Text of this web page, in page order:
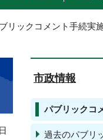
リックコメント手続実
市政情報
パブリックコ
過去のパブリ